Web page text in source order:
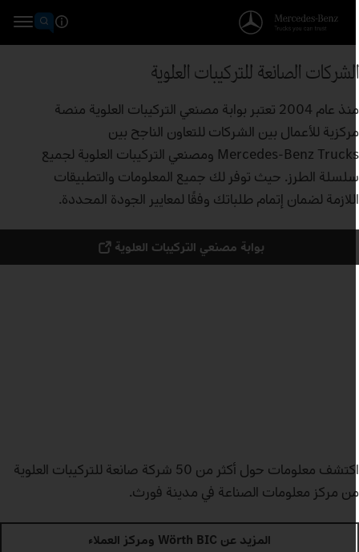
الصانعة للتركيبات العلوية
منذ عام 2004 تعتبر بوابة مصنعي التركيبات العلوية منصة
للأعمال بين الشركات للتعاون الناجح بين
Mercedes‑Benz Trucks ومصنعي التركيبات العلوية لجميع
الطرز. حيث توفر لك جميع المعلومات والتطبيقات
لضمان إتمام طلباتك وفقًا لمعايير الجودة المحددة.
بوابة مصنعي التركيبات العلوية
اكتشف معلومات حول أكثر من 50 شركة صانعة للتركيبات العلوية
مركز معلومات الصناعة في مدينة فورث.
المزيد عن Wörth BIC ومركز العملاء